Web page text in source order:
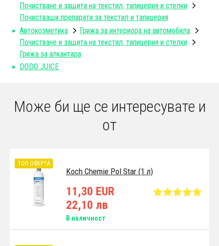
Почистване и защита на текстил, тапицерия и стелки
Почистващи препарати за текстил и тапицерия
Автокозметика
Грижа за интериора на автомобила
Почистване и защита на текстил, тапицерия и стелки
Грижа за алкантара
DODO JUICE
Може би ще се интересувате и
от
Koch Chemie Pol Star (1 л)
ТОП ОФЕРТА
11,30 EUR
22,10 лв
В наличност